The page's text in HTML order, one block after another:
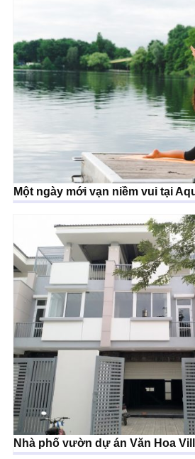
Một ngày mới vạn niềm vui tại
Nhà phố vườn dự án Văn Hoa